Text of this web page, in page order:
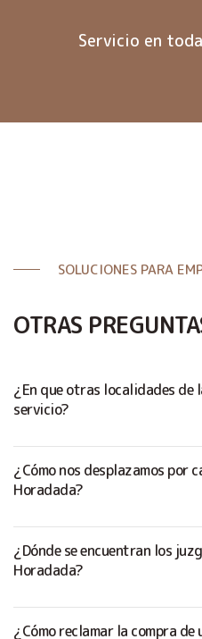
Servicio en
SOLUCIONES PARA
OTRAS
¿En que otras localidades de
servicio?
¿Cómo nos desplazamos por
Horadada?
¿Dónde se encuentran los
Horadada?
¿Cómo reclamar la compra de